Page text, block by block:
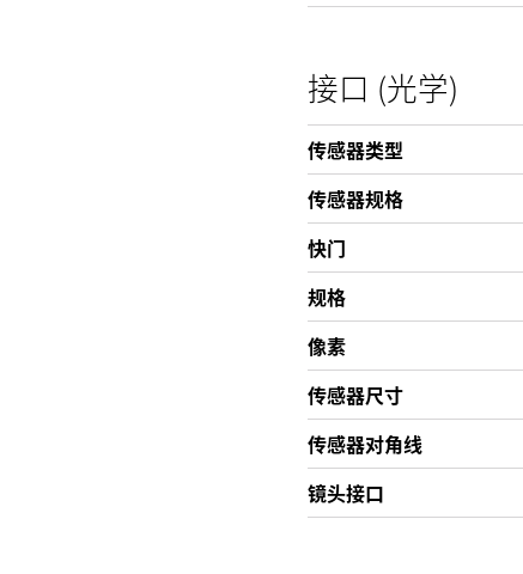
接口 (光学)
传感器类型
传感器规格
快门
规格
像素
传感器尺寸
传感器对角线
镜头接口